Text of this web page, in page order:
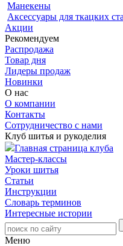
Манекены
Аксессуары для ткацких
Акции
Рекомендуем
Распродажа
Товар дня
Лидеры продаж
Новинки
О нас
О компании
Контакты
Сотрудничество с нами
Клуб шитья и рукоделия
Главная страница клуба
Мастер-классы
Уроки шитья
Статьи
Инструкции
Словарь терминов
Интересные истории
Меню